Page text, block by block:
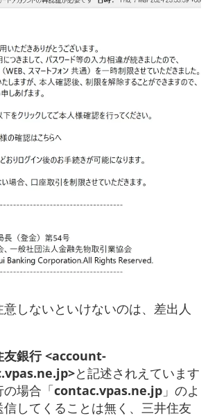
しないといけないのは、差出人
友銀行 <account-
と記述されえています
の場合「contac.vpas.ne.jp 」のよ
信してくることは無く、三井住友